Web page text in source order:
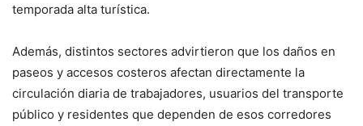
temporada alta turística.
Además, distintos sectores advirtieron que los daños en
paseos y accesos costeros afectan directamente la
circulación diaria de trabajadores, usuarios del transporte
público y residentes que dependen de esos corredores